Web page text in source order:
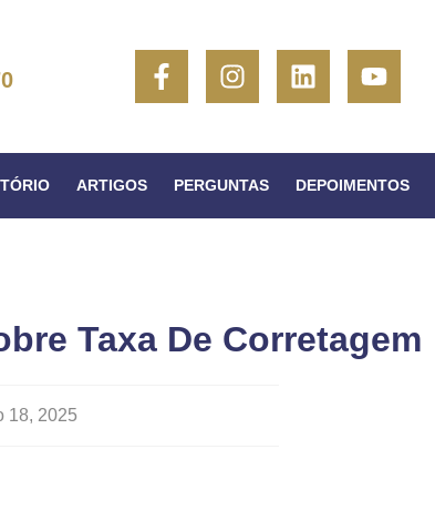
ARTIGOS PERGUNTAS DEPOIMENTOS
Taxa De Corretagem
18, 2025